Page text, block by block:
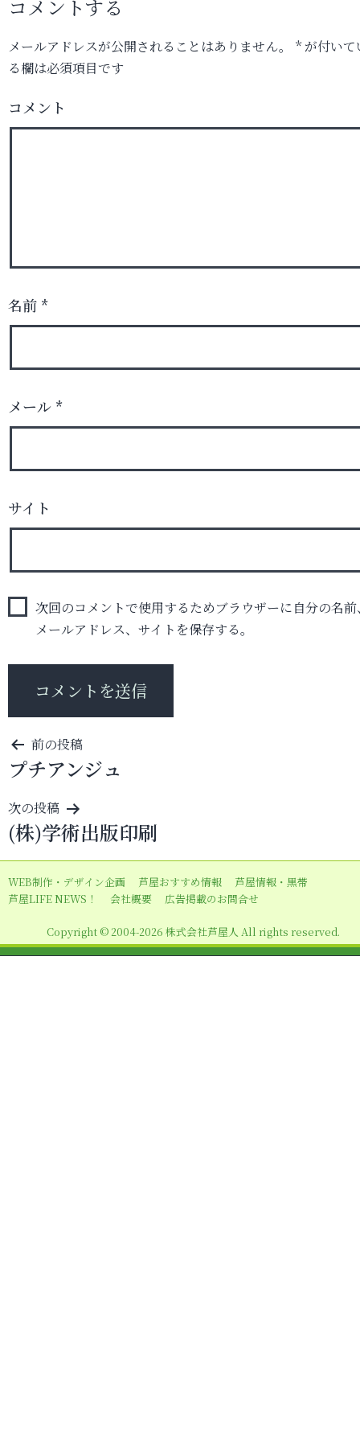
コメントする
メールアドレスが公開されることはありません。 *が付いて
る欄は必須項目です
コメント
名前 *
メール *
サイト
次回のコメントで使用するためブラウザーに自分の名前
メールアドレス、サイトを保存する。
投
稿
ナ
ビ
ゲ
ー
シ
ン
前の投稿
プチアンジュ
次の投稿
(株)学術出版印刷
WEB制作・デザイン企画 芦屋おすすめ情報
芦屋情報・黒帯
芦屋LIFE NEWS！
会社概要 広告掲載のお問合せ
Copyright © 2004-2026 株式会社芦屋人 All rights reserved.